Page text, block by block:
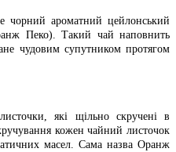
чорний ароматний цейлонський
Пеко). Такий чай наповнить
чудовим супутником протягом
які щільно скручені в
кожен чайний листочок
масел. Сама назва Оранж